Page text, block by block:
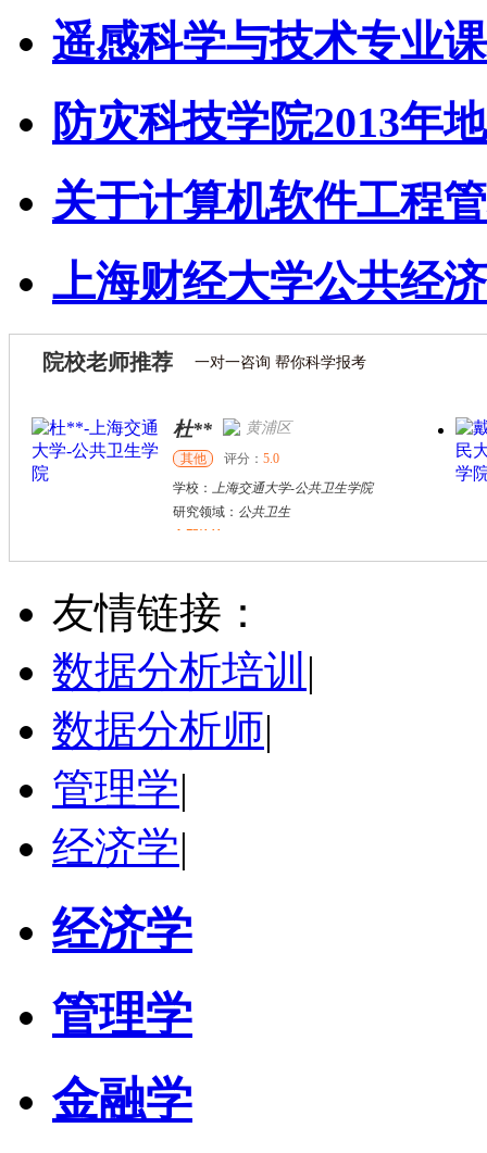
遥感科学与技术专业
防灾科技学院2013年地
关于计算机软件工程
上海财经大学公共经
院校老师推荐 一对一咨询 帮你科学报考
杜** 黄浦区
其他 评分： 5.0
学校： 上海交通大学-公共卫生学院
研究领域： 公共卫生
万志宏 天津市
硕导
学校：南开大学
立即咨询
杜** 黄浦区
其他 评分： 5.0
学校：上海交通大学
研究领域：
立即咨询
友情链接：
数据分析培训 |
数据分析师|
管理学|
经济学|
经济学
管理学
金融学